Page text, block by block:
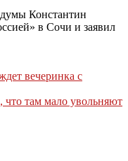
Константин
в Сочи и заявил
вечеринка с
что там мало увольняют